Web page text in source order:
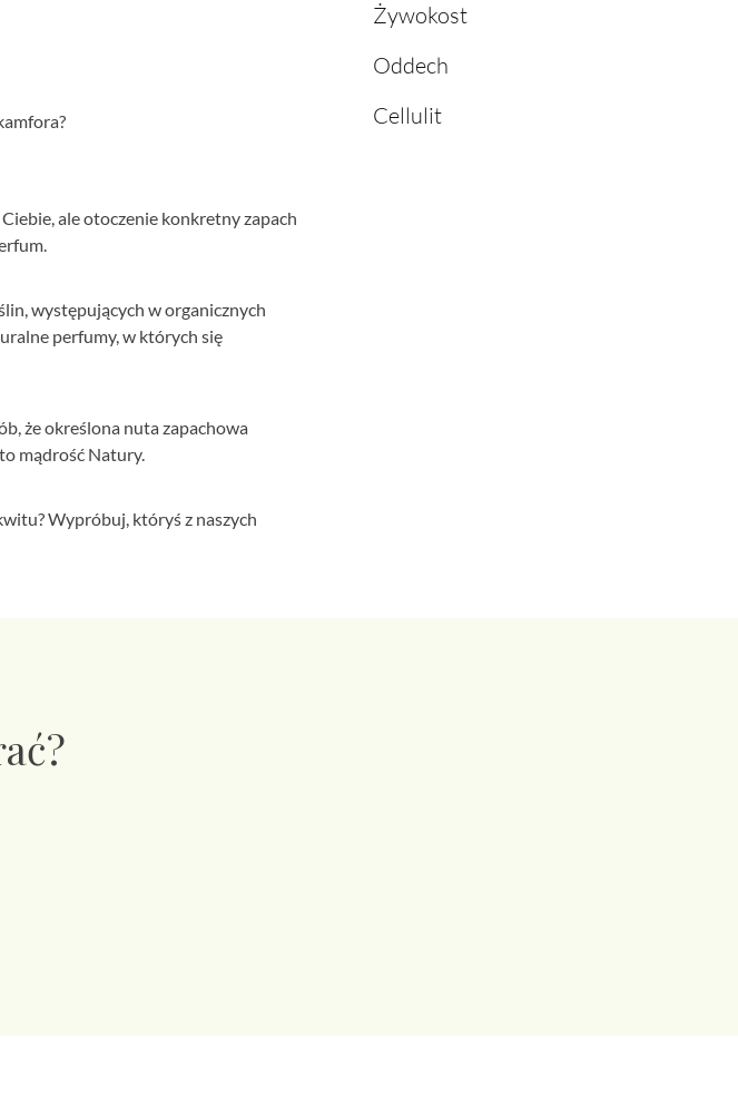
ale otoczenie konkretny zapach
występujących w organicznych
perfumy, w których się
że określona nuta zapachowa
mądrość Natury.
Wypróbuj, któryś z naszych
Żywokost
Oddech
Cellulit